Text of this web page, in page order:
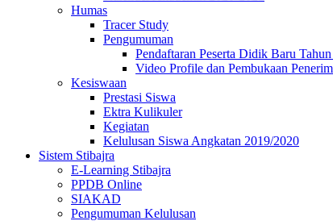
Humas
Tracer Study
Pengumuman
Pendaftaran Peserta Didik Baru
Video Profile dan Pembukaan
Kesiswaan
Prestasi Siswa
Ektra Kulikuler
Kegiatan
Kelulusan Siswa Angkatan 2019/2020
Sistem Stibajra
E-Learning Stibajra
PPDB Online
SIAKAD
Pengumuman Kelulusan